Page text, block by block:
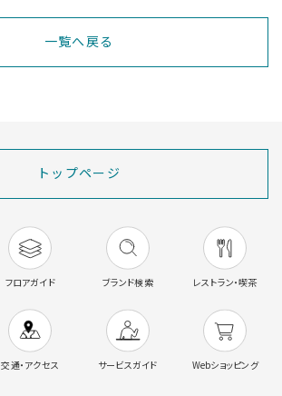
一覧へ戻る
トップページ
フロアガイド ブランド検索 レストラン・喫茶
交通・アクセス サービスガイド Webショッピング